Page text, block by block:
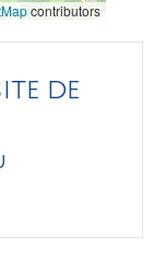
contributors
DE